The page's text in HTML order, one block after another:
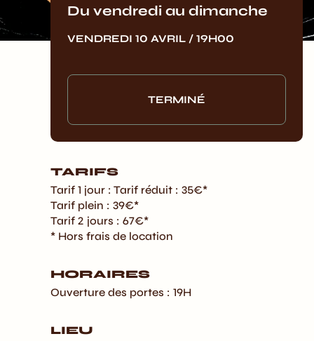
Du vendredi au dimanche
VENDREDI 10 AVRIL / 19H00
TERMINÉ
TARIFS
Tarif 1 jour : Tarif réduit : 35€*
Tarif plein : 39€*
Tarif 2 jours : 67€*
* Hors frais de location
HORAIRES
Ouverture des portes : 19H
LIEU